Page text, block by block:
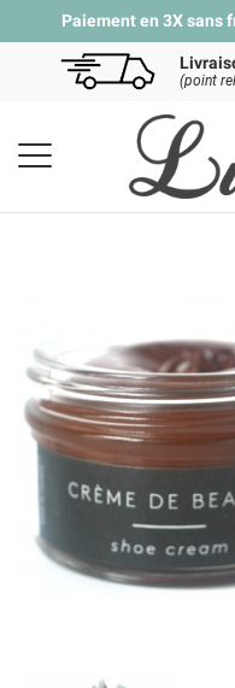
Paiement en 3X sans
(point